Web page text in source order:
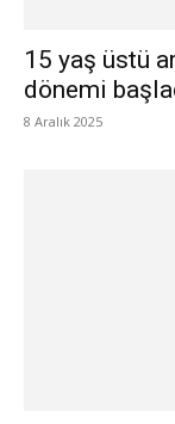
15 yaş üstü
dönemi
8 Aralık 2025